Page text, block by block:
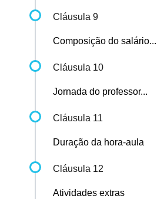
Cláusula 9
Composição do salário...
Cláusula 10
Jornada do professor...
Cláusula 11
Duração da hora-aula
Cláusula 12
Atividades extras